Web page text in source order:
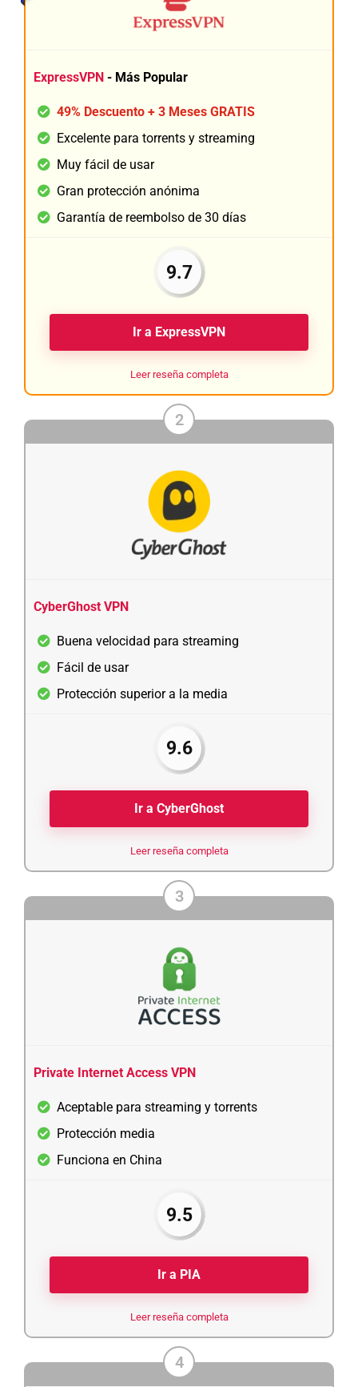
ExpressVPN - Más Popular
49% Descuento + 3 Meses GRATIS
Excelente para torrents y streaming
Muy fácil de usar
Gran protección anónima
Garantía de reembolso de 30 días
9.7
Ir a ExpressVPN
Leer reseña completa
2
CyberGhost VPN
Buena velocidad para streaming
Fácil de usar
Protección superior a la media
9.6
Ir a CyberGhost
Leer reseña completa
3
Private Internet Access VPN
Aceptable para streaming y torrents
Protección media
Funciona en China
9.5
Ir a PIA
Leer reseña completa
4